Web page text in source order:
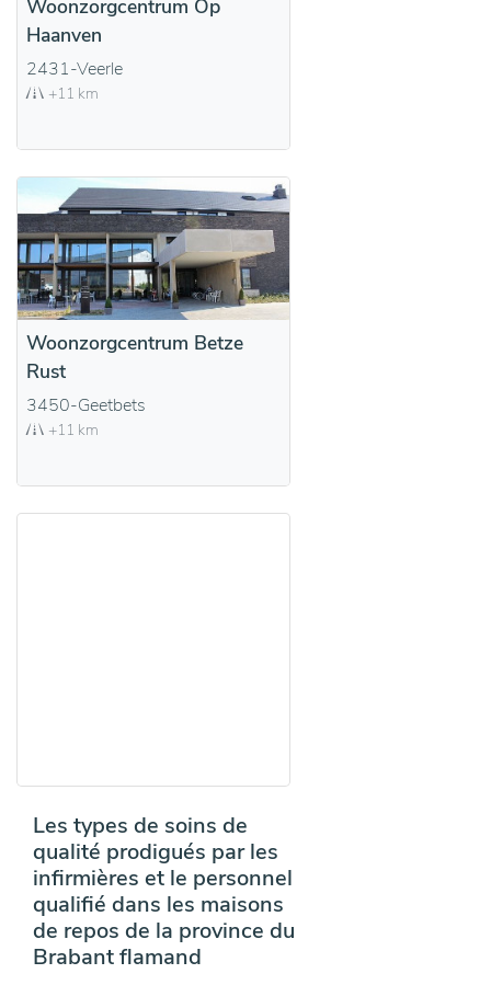
Woonzorgcentrum Op
Haanven
2431-Veerle
+11 km
Woonzorgcentrum Betze
Rust
3450-Geetbets
+11 km
Les types de soins de
qualité prodigués par les
infirmières et le personnel
qualifié dans les maisons
de repos de la province du
Brabant flamand